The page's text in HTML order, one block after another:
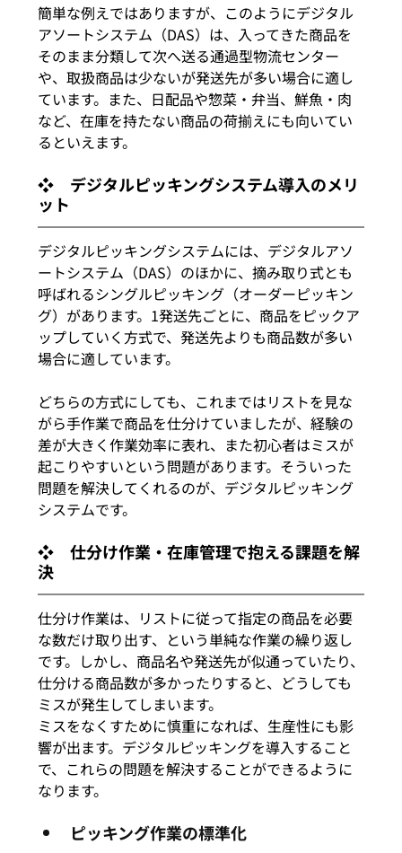
簡単な例えではありますが、このようにデジタル
アソートシステム（DAS）は、入ってきた商品を
そのまま分類して次へ送る通過型物流センター
や、取扱商品は少ないが発送先が多い場合に適し
ています。また、日配品や惣菜・弁当、鮮魚・肉
など、在庫を持たない商品の荷揃えにも向いてい
るといえます。
❖　デジタルピッキングシステム導入のメリ
ット
デジタルピッキングシステムには、デジタルアソ
ートシステム（DAS）のほかに、摘み取り式とも
呼ばれるシングルピッキング（オーダーピッキン
グ）があります。1発送先ごとに、商品をピックア
ップしていく方式で、発送先よりも商品数が多い
場合に適しています。
どちらの方式にしても、これまではリストを見な
がら手作業で商品を仕分けていましたが、経験の
差が大きく作業効率に表れ、また初心者はミスが
起こりやすいという問題があります。そういった
問題を解決してくれるのが、デジタルピッキング
システムです。
❖　仕分け作業・在庫管理で抱える課題を解
決
仕分け作業は、リストに従って指定の商品を必要
な数だけ取り出す、という単純な作業の繰り返し
です。しかし、商品名や発送先が似通っていたり、
仕分ける商品数が多かったりすると、どうしても
ミスが発生してしまいます。
ミスをなくすために慎重になれば、生産性にも影
響が出ます。デジタルピッキングを導入すること
で、これらの問題を解決することができるように
なります。
ピッキング作業の標準化